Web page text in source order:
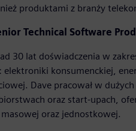
produktami z branży
Technical Software
30 lat doświadczenia w
elektroniki konsumenckiej,
Dave pracował w dużych
oraz start-upach,
oraz jednostkowej.